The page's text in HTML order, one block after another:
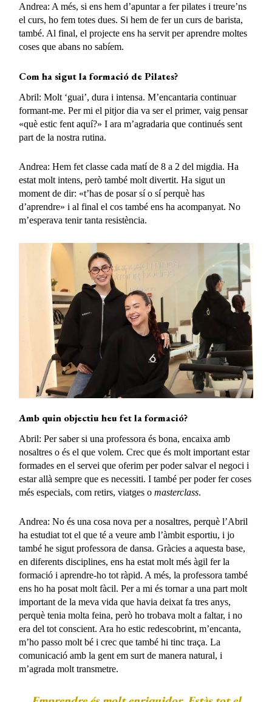
Andrea: A més, si ens hem d’apuntar a fer pilates i treure’ns
el curs, ho fem totes dues. Si hem de fer un curs de barista,
també. Al final, el projecte ens ha servit per aprendre moltes
coses que abans no sabíem.
Com ha sigut la formació de Pilates?
Abril: Molt ‘guai’, dura i intensa. M’encantaria continuar
formant-me. Per mi el pitjor dia va ser el primer, vaig pensar
«què estic fent aquí?» I ara m’agradaria que continués sent
part de la nostra rutina.
Andrea: Hem fet classe cada matí de 8 a 2 del migdia. Ha
estat molt intens, però també molt divertit. Ha sigut un
moment de dir: «t’has de posar sí o sí perquè has
d’aprendre» i al final el cos també ens ha acompanyat. No
m’esperava tenir tanta resistència.
Amb quin objectiu heu fet la formació?
Abril: Per saber si una professora és bona, encaixa amb
nosaltres o és el que volem. Crec que és molt important estar
formades en el servei que oferim per poder salvar el negoci i
estar allà sempre que es necessiti. I també per poder fer coses
més especials, com retirs, viatges omasterclass.
Andrea: No és una cosa nova per a nosaltres, perquè l’Abril
ha estudiat tot el que té a veure amb l’àmbit esportiu, i jo
també he sigut professora de dansa. Gràcies a aquesta base,
en diferents disciplines, ens ha estat molt més àgil fer la
formació i aprendre-ho tot ràpid. A més, la professora també
ens ho ha posat molt fàcil. Per a mi és tornar a una part molt
important de la meva vida que havia deixat fa tres anys,
perquè tenia molta feina, però ho trobava molt a faltar, i no
era del tot conscient. Ara ho estic redescobrint, m’encanta,
m’ho passo molt bé i crec que també hi tinc traça. La
comunicació amb la gent em surt de manera natural, i
m’agrada molt transmetre.